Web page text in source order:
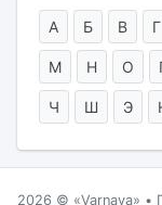
А Б В Г
М Н О
Ч Ш Э
2026 © Varnava •